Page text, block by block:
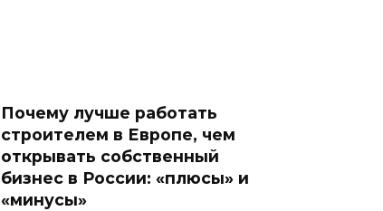
Почему лучше работать
строителем в Европе, чем
открывать собственный
бизнес в России: «плюсы» и
«минусы»